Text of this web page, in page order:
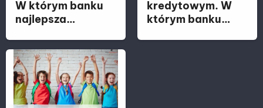
W którym banku
najlepsza
kredytowym. W
którym banku